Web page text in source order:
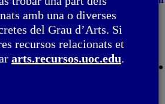
en el món culte
i trajectòries.
i equilibris
amb una o diverses
del Grau d’Arts. Si
recursos relacionats et
arts.recursos.uoc.edu.